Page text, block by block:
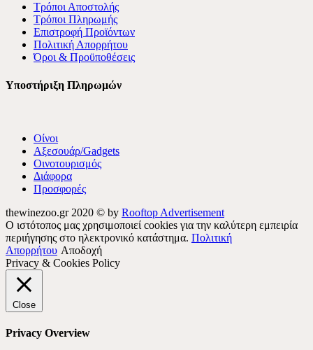
Τρόποι Αποστολής
Τρόποι Πληρωμής
Επιστροφή Προϊόντων
Πολιτική Απορρήτου
Όροι & Προϋποθέσεις
Υποστήριξη Πληρωμών
Οίνοι
Αξεσουάρ/Gadgets
Οινοτουρισμός
Διάφορα
Προσφορές
thewinezoo.gr 2020 © by Rooftop Advertisement
Ο ιστότοπος μας χρησιμοποιεί cookies για την καλύτερη εμπειρία
περιήγησης στο ηλεκτρονικό κατάστημα. Πολιτική
Απορρήτου Αποδοχή
Privacy & Cookies Policy
Close
Privacy Overview